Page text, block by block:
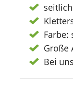
Farbe:
Große
Bei uns